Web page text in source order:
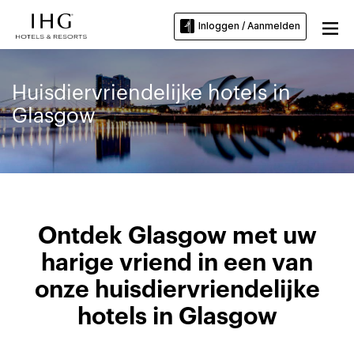
Inloggen / Aanmelden
Huisdiervriendelijke hotels in
Glasgow
Ontdek Glasgow met uw
harige vriend in een van
onze huisdiervriendelijke
hotels in Glasgow